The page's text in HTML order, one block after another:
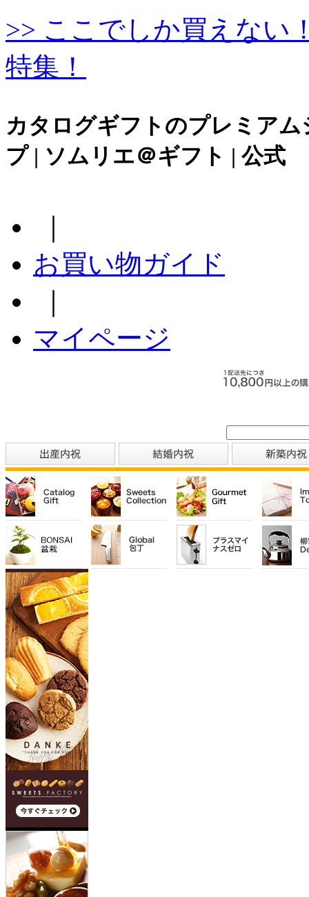
>> ここでしか買えない
特集！
カタログギフトのプレミアム
プ | ソムリエ＠ギフト | 公式
お買い物ガイド
マイページ